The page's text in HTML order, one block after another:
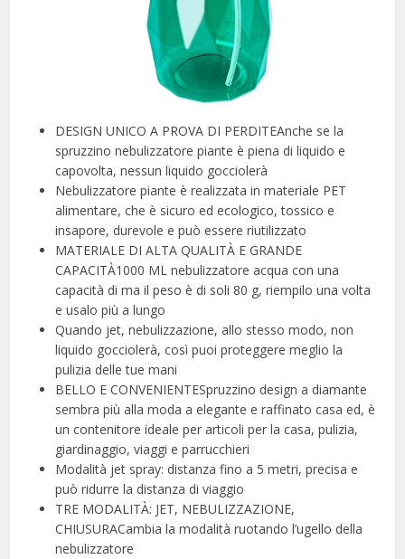
DESIGN UNICO A PROVA DI PERDITEAnche se la
spruzzino nebulizzatore piante è piena di liquido e
capovolta, nessun liquido gocciolerà
Nebulizzatore piante è realizzata in materiale PET
alimentare, che è sicuro ed ecologico, tossico e
insapore, durevole e può essere riutilizzato
MATERIALE DI ALTA QUALITÀ E GRANDE
CAPACITÀ1000 ML nebulizzatore acqua con una
capacità di ma il peso è di soli 80 g, riempilo una volta
e usalo più a lungo
Quando jet, nebulizzazione, allo stesso modo, non
liquido gocciolerà, così puoi proteggere meglio la
pulizia delle tue mani
BELLO E CONVENIENTESpruzzino design a diamante
sembra più alla moda a elegante e raffinato casa ed, è
un contenitore ideale per articoli per la casa, pulizia,
giardinaggio, viaggi e parrucchieri
Modalità jet spray: distanza fino a 5 metri, precisa e
può ridurre la distanza di viaggio
TRE MODALITÀ: JET, NEBULIZZAZIONE,
CHIUSURACambia la modalità ruotando l’ugello della
nebulizzatore